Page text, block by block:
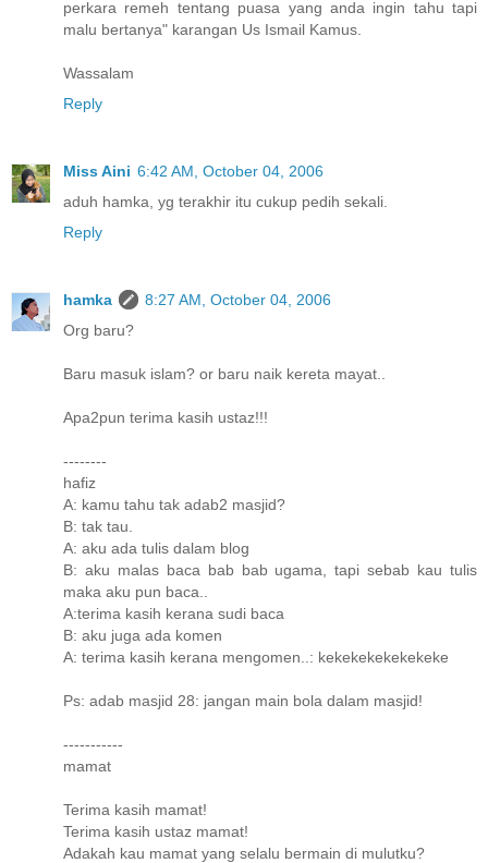
perkara remeh tentang puasa yang anda ingin tahu tapi
malu bertanya" karangan Us Ismail Kamus.
Wassalam
Reply
Miss Aini 6:42 AM, October 04, 2006
aduh hamka, yg terakhir itu cukup pedih sekali.
Reply
hamka
8:27 AM, October 04, 2006
Org baru?
Baru masuk islam? or baru naik kereta mayat..
Apa2pun terima kasih ustaz!!!
--------
hafiz
A: kamu tahu tak adab2 masjid?
B: tak tau.
A: aku ada tulis dalam blog
B: aku malas baca bab bab ugama, tapi sebab kau tulis
maka aku pun baca..
A:terima kasih kerana sudi baca
B: aku juga ada komen
A: terima kasih kerana mengomen..: kekekekekekekeke
Ps: adab masjid 28: jangan main bola dalam masjid!
-----------
mamat
Terima kasih mamat!
Terima kasih ustaz mamat!
Adakah kau mamat yang selalu bermain di mulutku?